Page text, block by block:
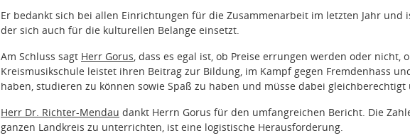
Er bedankt sich bei allen Einrichtungen für die Zusammenarbeit im letzten Jahr
der sich auch für die kulturellen Belange einsetzt.
Am Schluss sagt Herr Gorus, dass es egal ist, ob Preise errungen werden oder nicht,
Kreismusikschule leistet ihren Beitrag zur Bildung, im Kampf gegen Fremdenhass
haben, studieren zu können sowie Spaß zu haben und müsse dabei
Herr Dr. Richter-Mendau dankt Herrn Gorus für den umfangreichen Bericht. Die
ganzen Landkreis zu unterrichten, ist eine logistische Herausforderung.